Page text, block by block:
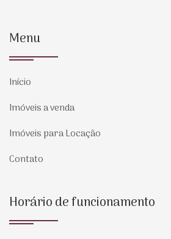
Menu
Início
Imóveis a venda
Imóveis para Locação
Contato
Horário de funcionamento